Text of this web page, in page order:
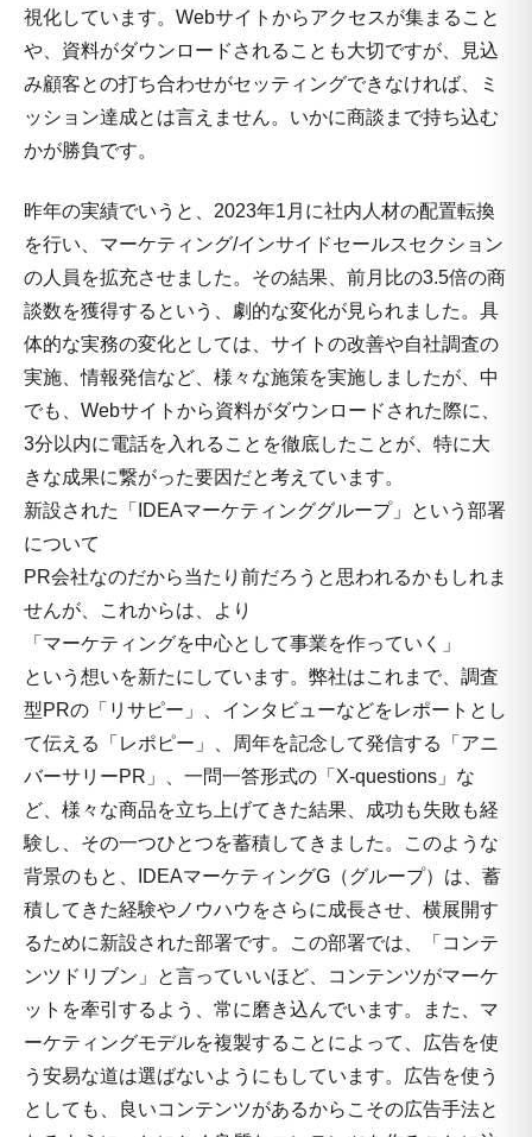
視化しています。Webサイトからアクセスが集まること
や、資料がダウンロードされることも大切ですが、見込
み顧客との打ち合わせがセッティングできなければ、ミ
ッション達成とは言えません。いかに商談まで持ち込む
かが勝負です。
昨年の実績でいうと、2023年1月に社内人材の配置転換
を行い、マーケティング/インサイドセールスセクション
の人員を拡充させました。その結果、前月比の3.5倍の商
談数を獲得するという、劇的な変化が見られました。具
体的な実務の変化としては、サイトの改善や自社調査の
実施、情報発信など、様々な施策を実施しましたが、中
でも、Webサイトから資料がダウンロードされた際に、
3分以内に電話を入れることを徹底したことが、特に大
きな成果に繋がった要因だと考えています。
新設された「IDEAマーケティンググループ」という部署
について
PR会社なのだから当たり前だろうと思われるかもしれま
せんが、これからは、より
「マーケティングを中心として事業を作っていく」
という想いを新たにしています。弊社はこれまで、調査
型PRの「リサピー」、インタビューなどをレポートとし
て伝える「レポピー」、周年を記念して発信する「アニ
バーサリーPR」、一問一答形式の「X-questions」な
ど、様々な商品を立ち上げてきた結果、成功も失敗も経
験し、その一つひとつを蓄積してきました。このような
背景のもと、IDEAマーケティングG（グループ）は、蓄
積してきた経験やノウハウをさらに成長させ、横展開す
るために新設された部署です。この部署では、「コンテ
ンツドリブン」と言っていいほど、コンテンツがマーケ
ットを牽引するよう、常に磨き込んでいます。また、マ
ーケティングモデルを複製することによって、広告を使
う安易な道は選ばないようにもしています。広告を使う
としても、良いコンテンツがあるからこその広告手法と